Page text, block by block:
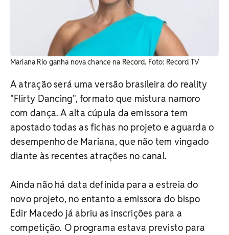
Mariana Rio ganha nova chance na Record. Foto: Record TV
A atração será uma versão brasileira do reality
"Flirty Dancing", formato que mistura namoro
com dança. A alta cúpula da emissora tem
apostado todas as fichas no projeto e aguarda o
desempenho de Mariana, que não tem vingado
diante às recentes atrações no canal.
Ainda não há data definida para a estreia do
novo projeto, no entanto a emissora do bispo
Edir Macedo já abriu as inscrições para a
competição. O programa estava previsto para